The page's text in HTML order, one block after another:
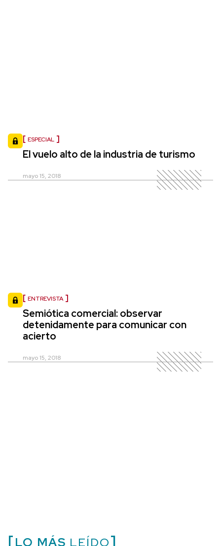
ESPECIAL
El vuelo alto de la industria de turismo
mayo 15, 2018
ENTREVISTA
Semiótica comercial: observar
detenidamente para comunicar con
acierto
mayo 15, 2018
LO MÁS LEÍDO